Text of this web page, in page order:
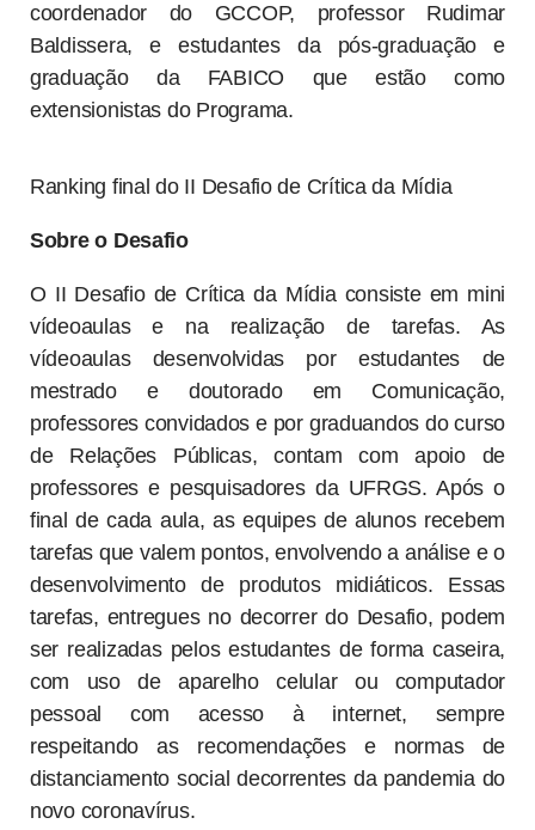
coordenador do GCCOP, professor Rudimar
Baldissera, e estudantes da pós-graduação e
graduação da FABICO que estão como
extensionistas do Programa.
Ranking final do II Desafio de Crítica da Mídia
Sobre o Desafio
O II Desafio de Crítica da Mídia consiste em mini
vídeoaulas e na realização de tarefas. As
vídeoaulas desenvolvidas por estudantes de
mestrado e doutorado em Comunicação,
professores convidados e por graduandos do curso
de Relações Públicas, contam com apoio de
professores e pesquisadores da UFRGS. Após o
final de cada aula, as equipes de alunos recebem
tarefas que valem pontos, envolvendo a análise e o
desenvolvimento de produtos midiáticos. Essas
tarefas, entregues no decorrer do Desafio, podem
ser realizadas pelos estudantes de forma caseira,
com uso de aparelho celular ou computador
pessoal com acesso à internet, sempre
respeitando as recomendações e normas de
distanciamento social decorrentes da pandemia do
novo coronavírus.